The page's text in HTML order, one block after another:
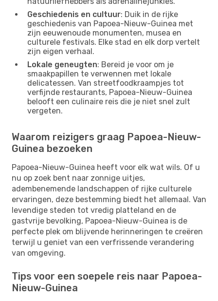
Geschiedenis en cultuur: Duik in de rijke
geschiedenis van Papoea-Nieuw-Guinea met
zijn eeuwenoude monumenten, musea en
culturele festivals. Elke stad en elk dorp vertelt
zijn eigen verhaal.
Lokale geneugten: Bereid je voor om je
smaakpapillen te verwennen met lokale
delicatessen. Van streetfoodkraampjes tot
verfijnde restaurants, Papoea-Nieuw-Guinea
belooft een culinaire reis die je niet snel zult
vergeten.
Waarom reizigers graag Papoea-Nieuw-
Guinea bezoeken
Papoea-Nieuw-Guinea heeft voor elk wat wils. Of u
nu op zoek bent naar zonnige uitjes,
adembenemende landschappen of rijke culturele
ervaringen, deze bestemming biedt het allemaal. Van
levendige steden tot vredig platteland en de
gastvrije bevolking, Papoea-Nieuw-Guinea is de
perfecte plek om blijvende herinneringen te creëren
terwijl u geniet van een verfrissende verandering
van omgeving.
Tips voor een soepele reis naar Papoea-
Nieuw-Guinea